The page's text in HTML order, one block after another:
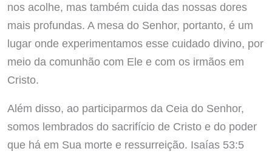
nos acolhe, mas também cuida das nossas dores
mais profundas. A mesa do Senhor, portanto, é um
lugar onde experimentamos esse cuidado divino, por
meio da comunhão com Ele e com os irmãos em
Cristo.
Além disso, ao participarmos da Ceia do Senhor,
somos lembrados do sacrifício de Cristo e do poder
que há em Sua morte e ressurreição. Isaías 53:5